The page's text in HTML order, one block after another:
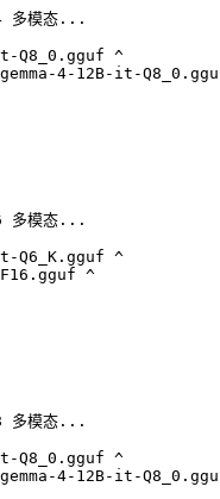
多模态...
Q8_0.gguf ^
4-12B-it-
多模态...
Q6_K.gguf ^
^
多模态...
Q8_0.gguf ^
4-12B-it-